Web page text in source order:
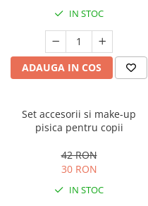
IN STOC
ADAUGA IN COS
Set accesorii si make-up
pisica pentru copii
42 RON
30 RON
IN STOC